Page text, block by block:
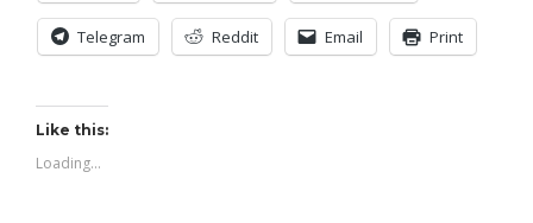
Telegram Reddit Email Print
Like this:
Loading...